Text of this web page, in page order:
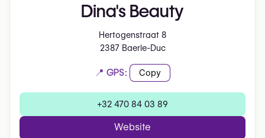
Dina's Beauty
Hertogenstraat 8
2387 Baerle-Duc
📍 GPS: Copy
+32 470 84 03 89
Website